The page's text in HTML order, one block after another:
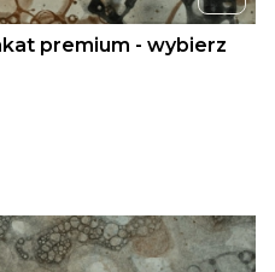
premium - wybierz